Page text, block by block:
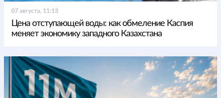
07 августа, 11:13
Цена отступающей воды: как обмеление Каспия
меняет экономику западного Казахстана